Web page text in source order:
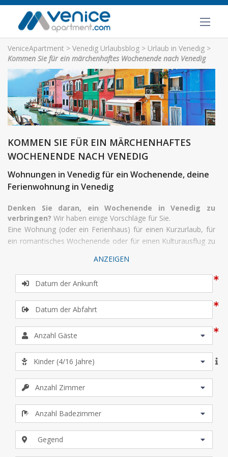
VeniceApartment > Venedig Urlaubsblog > Urlaub in Venedig >
Kommen Sie für ein märchenhaftes Wochenende nach Venedig
KOMMEN SIE FÜR EIN MÄRCHENHAFTES
WOCHENENDE NACH VENEDIG
Wohnungen in Venedig für ein Wochenende, deine
Ferienwohnung in Venedig
Denken Sie daran, ein Wochenende in Venedig zu
verbringen? Wir haben einige Vorschläge für Sie.
Eine Wohnung (oder ein Ferienhaus) für einen Kurzurlaub, für
ein romantisches Wochenende oder für einen Kulturausflug zu
genannt werden: vollkommene Freiheit, Privatsphäre, Ersparnis
und die Möglichkeit, die Stadt in allen seinen Facetten
kennenzulernen.
Was soll man an einem Weekend in Venedig
unternehmen?Es gibt so viel zu sehen und man hat wenig
Zeit? Sie haben nur zwei oder drei Tage? Ein Vorschlag: am
ersten Tag halten wir uns an Dinge, die unverzichtbar sind, am
zweiten Tag betrachten wir die Schönheiten der Lagune und
am dritten Tag, für die Glücklichen, die auch diesen Tag zur
Stadt.
Erster Tag:Beginnen wir unser Wochenende im Herzen der
Stadt, auf derPiazza San Marco.
Wenn Sie sich umsehen, so
schönsten Plätze der Welt befinden. Hier sind Sie umgeben von
einer Jahrhunderte alten Geschichte, repräsentiert durch die
ANZEIGEN
Gegend